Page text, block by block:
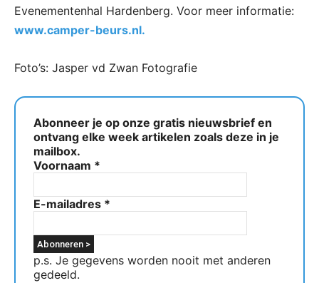
Evenementenhal Hardenberg. Voor meer informatie:
www.camper-beurs.nl.
Foto’s: Jasper vd Zwan Fotografie
Abonneer je op onze gratis nieuwsbrief en
ontvang elke week artikelen zoals deze in je
mailbox.
Voornaam *
E-mailadres *
p.s. Je gegevens worden nooit met anderen
gedeeld.